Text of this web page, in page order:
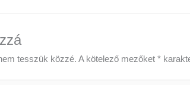
tesszük közzé. A kötelező mezőket *